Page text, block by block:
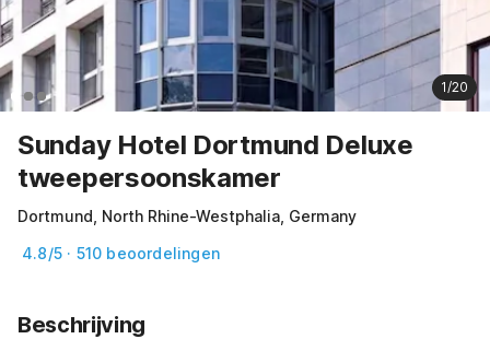
1/20
Sunday Hotel Dortmund Deluxe
tweepersoonskamer
Dortmund, North Rhine-Westphalia, Germany
4.8/5 · 510 beoordelingen
Beschrijving